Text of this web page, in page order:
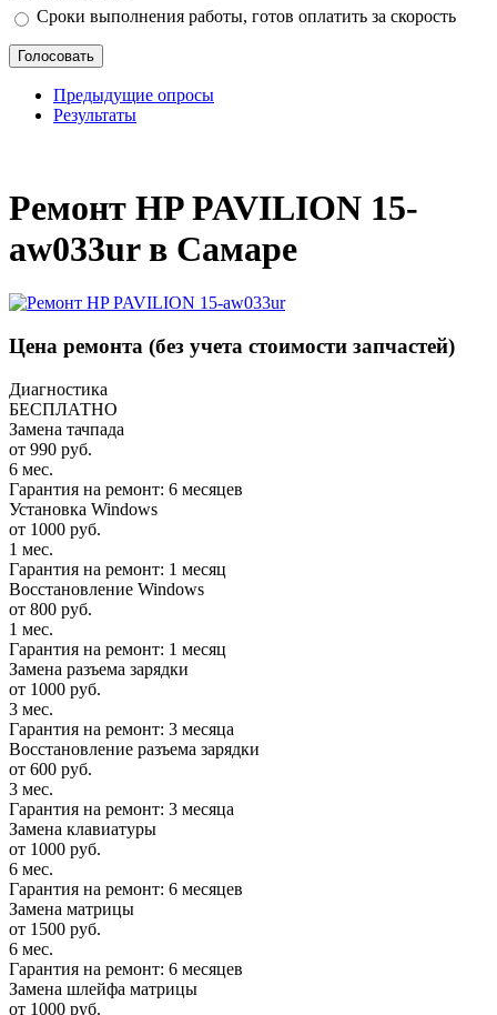
Сроки выполнения работы, готов оплатить за скорость
Предыдущие опросы
Результаты
Ремонт HP PAVILION 15-
aw033ur в Самаре
Цена ремонта (без учета стоимости запчастей)
Диагностика
БЕСПЛАТНО
Замена тачпада
от 990 руб.
6 мес.
Гарантия на ремонт: 6 месяцев
Установка Windows
от 1000 руб.
1 мес.
Гарантия на ремонт: 1 месяц
Восстановление Windows
от 800 руб.
1 мес.
Гарантия на ремонт: 1 месяц
Замена разъема зарядки
от 1000 руб.
3 мес.
Гарантия на ремонт: 3 месяца
Восстановление разъема зарядки
от 600 руб.
3 мес.
Гарантия на ремонт: 3 месяца
Замена клавиатуры
от 1000 руб.
6 мес.
Гарантия на ремонт: 6 месяцев
Замена матрицы
от 1500 руб.
6 мес.
Гарантия на ремонт: 6 месяцев
Замена шлейфа матрицы
от 1000 руб.